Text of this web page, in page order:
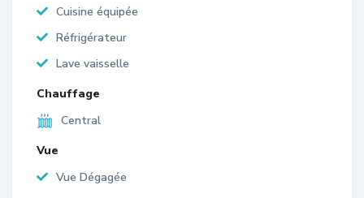
Cuisine équipée
Réfrigérateur
Lave vaisselle
Chauffage
Central
Vue
Vue Dégagée